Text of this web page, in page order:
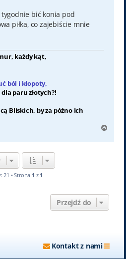
bić konia pod
piłka, co zajebiście mnie
każdy kąt,
ból i kłopoty,
paru złotych?!
Bliskich, by za późno Ich
g
21 • Strona 1 z 1
Przejdź do
Kontakt z nami